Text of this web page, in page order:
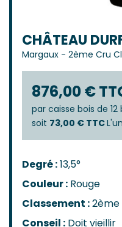
CHÂTEAU
Margaux - 2ème Cru
876,00 €
par caisse bois de
soit 73,00 € TTC
Degré :13,5°
Couleur : Rouge
Classement :2ème
Conseil : Doit vieillir